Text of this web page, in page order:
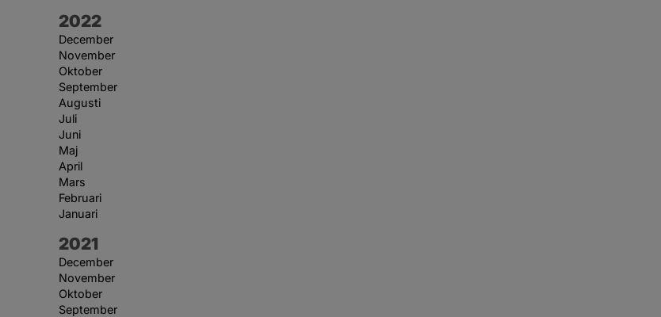
År:
2022
December
November
Oktober
September
Augusti
Juli
Juni
Maj
April
Mars
Februari
Januari
År:
2021
December
November
Oktober
September